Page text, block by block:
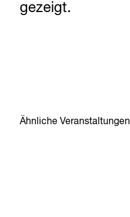
gezeigt.
Ähnliche Veranstaltungen